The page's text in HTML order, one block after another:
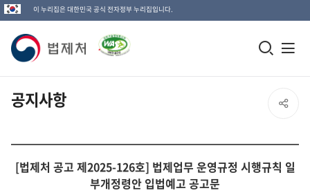
이 누리집은 대한민국 공식 전자정부 누리집입니다.
법
제
처
고
모
공지사항 SNS
유
전
체[법제처 공고 제2025-126호] 법제업무 운영규정 시행규칙 일
부개정령안 입법예고 공고문